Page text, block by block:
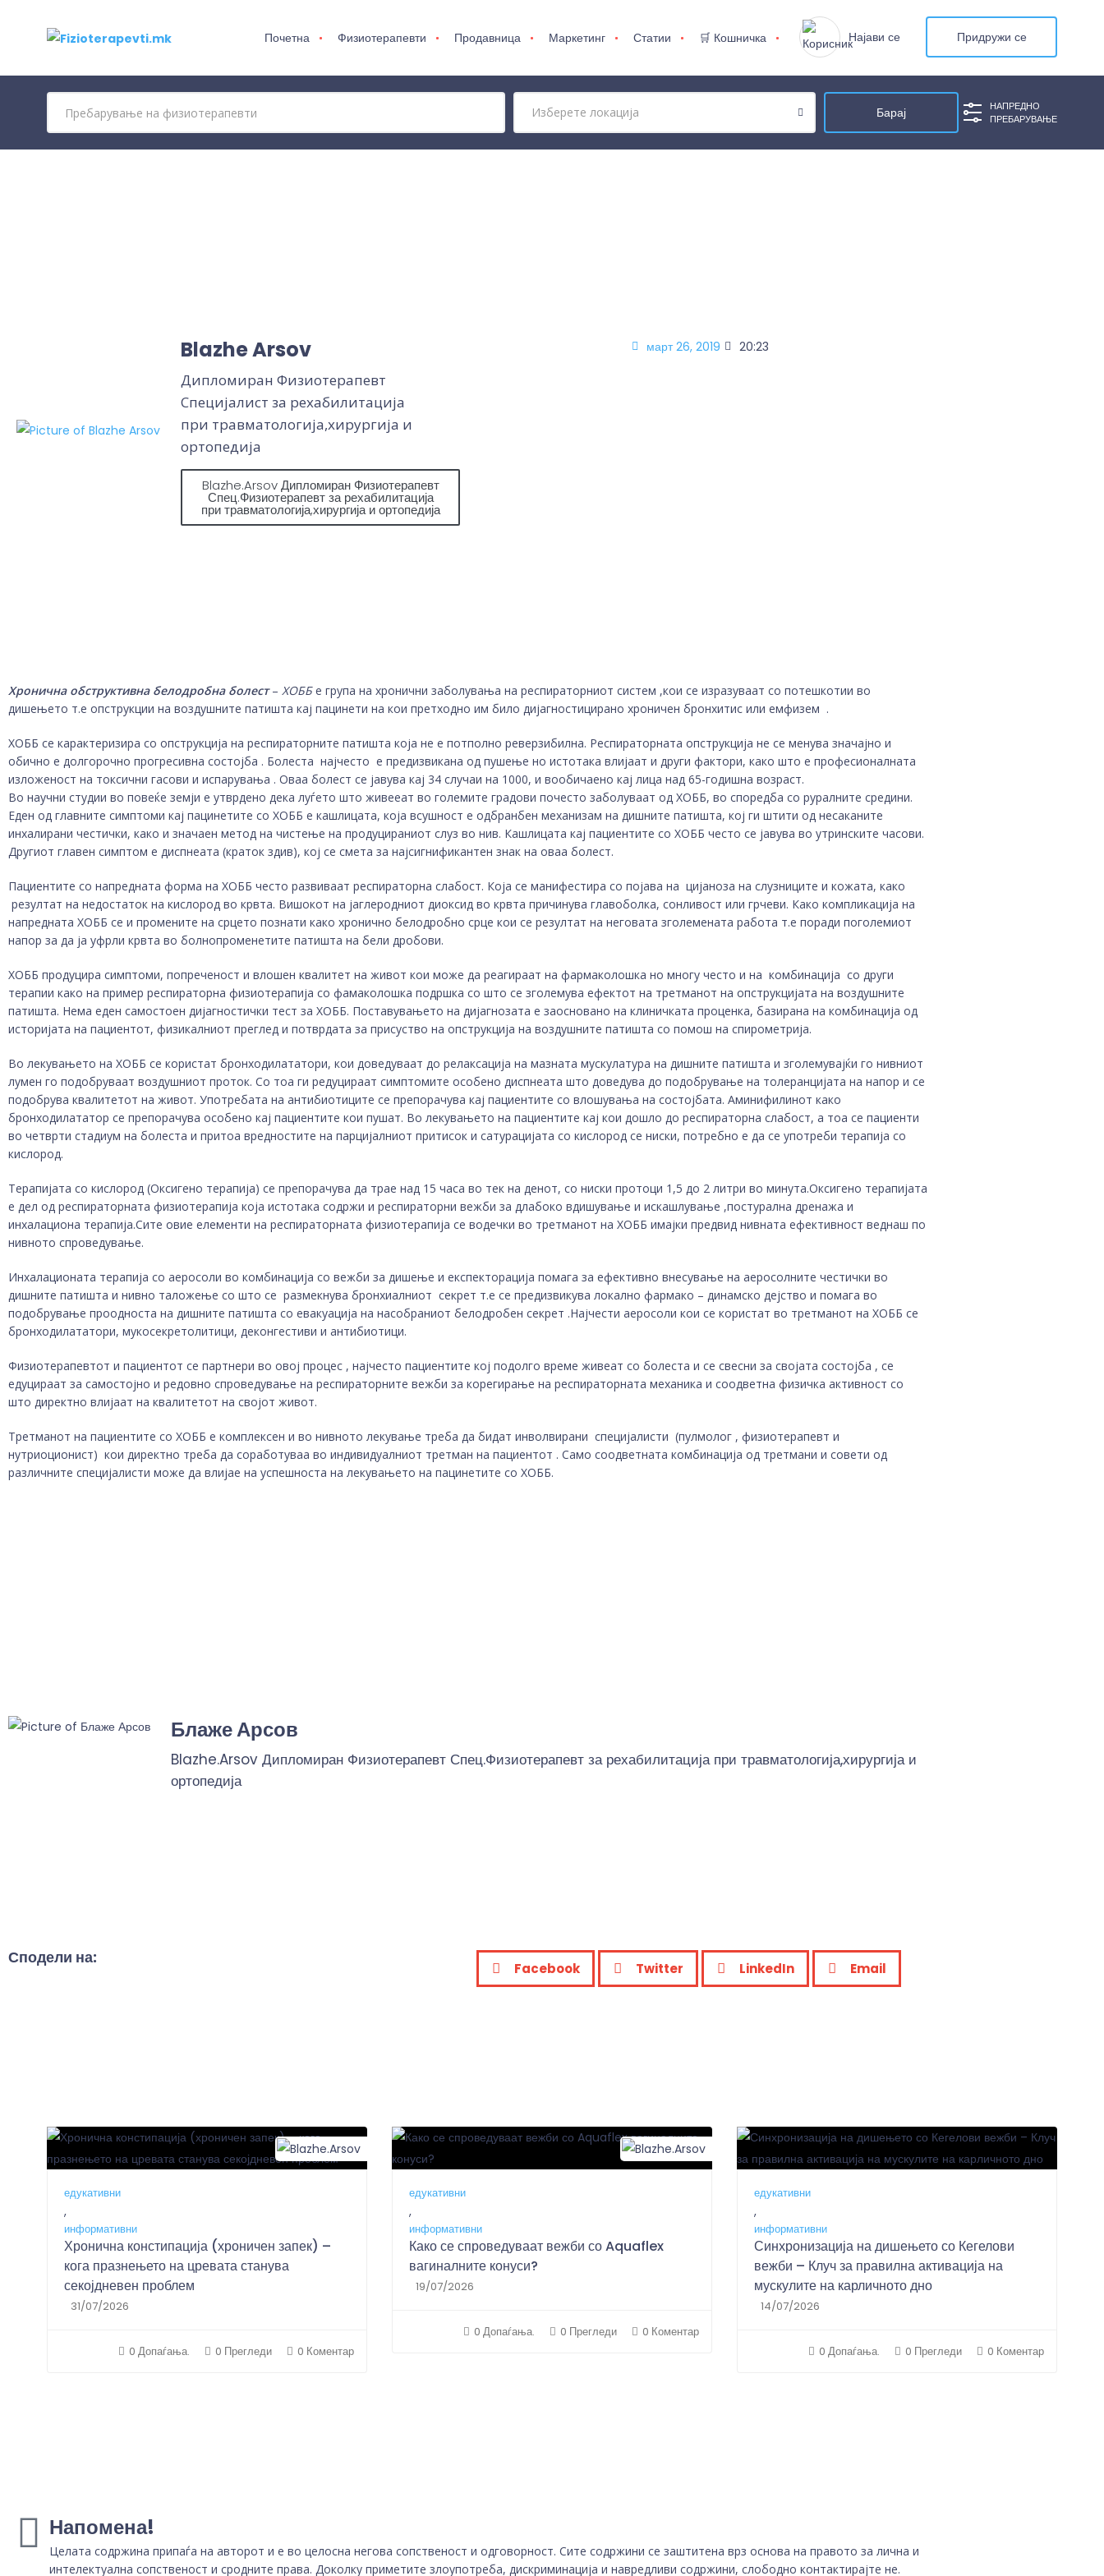
Почетна Физиотерапевти Продавница Маркетинг Статии 🛒 Кошничка Најави се Придружи се
НАПРЕДНО
ПРЕБАРУВАЊЕ
Blazhe Arsov
Дипломиран Физиотерапевт
Специјалист за рехабилитација
при травматологија,хирургија и
ортопедија
Blazhe.Arsov Дипломиран Физиотерапевт
Спец.Физиотерапевт за рехабилитација
при травматологија,хирургија и ортопедија
март 26, 2019 20:23
Хронична обструктивна белодробна болест– ХОББе група на хронични заболувања на респираторниот систем ,кои се изразуваат со потешкотии во
дишењето т.е опструкции на воздушните патишта кај пацинети на кои претходно им било дијагностицирано хроничен бронхитис или емфизем .
ХОББ се карактеризира со опструкција на респираторните патишта која не е потполно реверзибилна. Респираторната опструкција не се менува значајно и
обично е долгорочно прогресивна состојба . Болеста најчесто е предизвикана од пушење но истотака влијаат и други фактори, како што е професионалната
изложеност на токсични гасови и испарувања . Оваа болест се јавува кај 34 случаи на 1000, и вообичаено кај лица над 65-годишна возраст.
Во научни студии во повеќе земји е утврдено дека луѓето што живееат во големите градови почесто заболуваат од ХОББ, во споредба со руралните средини.
Еден од главните симптоми кај пацинетите со ХОББ е кашлицата, која всушност е одбранбен механизам на дишните патишта, кој ги штити од несаканите
инхалирани честички, како и значаен метод на чистење на продуцираниот слуз во нив. Кашлицата кај пациентите со ХОББ често се јавува во утринските часови.
Другиот главен симптом е диспнеата (краток здив), кој се смета за најсигнификантен знак на оваа болест.
Пациентите со напредната форма на ХОББ често развиваат респираторна слабост. Која се манифестира со појава на цијаноза на слузниците и кожата, како
резултат на недостаток на кислород во крвта. Вишокот на јаглеродниот диоксид во крвта причинува главоболка, сонливост или грчеви. Како компликација на
напредната ХОББ се и промените на срцето познати како хронично белодробно срце кои се резултат на неговата зголемената работа т.е поради поголемиот
напор за да ја уфрли крвта во болнопроменетите патишта на бели дробови.
ХОББ продуцира симптоми, попреченост и влошен квалитет на живот кои може да реагираат на фармаколошка но многу често и на комбинација со други
терапии како на пример респираторна физиотерапија со фамаколошка подршка со што се зголемува ефектот на третманот на опструкцијата на воздушните
патишта. Нема еден самостоен дијагностички тест за ХОББ. Поставувањето на дијагнозата е заосновано на клиничката проценка, базирана на комбинација од
историјата на пациентот, физикалниот преглед и потврдата за присуство на опструкција на воздушните патишта со помош на спирометрија.
Во лекувањето на ХОББ се користат бронходилататори, кои доведуваат до релаксација на мазната мускулатура на дишните патишта и зголемувајќи го нивниот
лумен го подобруваат воздушниот проток. Со тоа ги редуцираат симптомите особено диспнеата што доведува до подобрување на толеранцијата на напор и се
подобрува квалитетот на живот. Употребата на антибиотиците се препорачува кај пациентите со влошувања на состојбата. Аминифилинот како
бронходилататор се препорачува особено кај пациентите кои пушат. Во лекувањето на пациентите кај кои дошло до респираторна слабост, а тоа се пациенти
во четврти стадиум на болеста и притоа вредностите на парцијалниот притисок и сатурацијата со кислород се ниски, потребно е да се употреби терапија со
кислород.
Терапијата со кислород (Оксигено терапија) се препорачува да трае над 15 часа во тек на денот, со ниски протоци 1,5 до 2 литри во минута.Оксигено терапијата
е дел од респираторната физиотерапија која истотака содржи и респираторни вежби за длабоко вдишување и искашлување ,постурална дренажа и
инхалациона терапија.Сите овие елементи на респираторната физиотерапија се водечки во третманот на ХОББ имајки предвид нивната ефективност веднаш по
нивното спроведување.
Инхалационата терапија со аеросоли во комбинација со вежби за дишење и експекторација помага за ефективно внесување на аеросолните честички во
дишните патишта и нивно таложење со што се размекнува бронхиалниот секрет т.е се предизвикува локално фармако – динамско дејство и помага во
подобрување проодноста на дишните патишта со евакуација на насобраниот белодробен секрет .Најчести аеросоли кои се користат во третманот на ХОББ се
бронходилататори, мукосекретолитици, деконгестиви и антибиотици.
Физиотерапевтот и пациентот се партнери во овој процес , најчесто пациентите кој подолго време живеат со болеста и се свесни за својата состојба , се
едуцираат за самостојно и редовно спроведување на респираторните вежби за корегирање на респираторната механика и соодветна физичка активност со
што директно влијаат на квалитетот на својот живот.
Третманот на пациентите со ХОББ е комплексен и во нивното лекување треба да бидат инволвирани специјалисти (пулмолог , физиотерапевт и
нутриоционист) кои директно треба да соработуваа во индивидуалниот третман на пациентот . Само соодветната комбинација од третмани и совети од
различните специјалисти може да влијае на успешноста на лекувањето на пацинетите со ХОББ.
Блаже Арсов
Blazhe.Arsov Дипломиран Физиотерапевт Спец.Физиотерапевт за рехабилитација при травматологија,хирургија и
ортопедија
Сподели на:
Facebook Twitter LinkedIn Email
едукативни
,
информативни
Хронична констипација (хроничен запек) –
кога празнењето на цревата станува
секојдневен проблем
31/07/2026
0 Допаѓања. 0 Прегледи 0 Коментар
едукативни
,
информативни
Како се спроведуваат вежби со Aquaflex
вагиналните конуси?
19/07/2026
0 Допаѓања. 0 Прегледи 0 Коментар
едукативни
,
информативни
Синхронизација на дишењето со Кегелови
вежби – Клуч за правилна активација на
мускулите на карличното дно
14/07/2026
0 Допаѓања. 0 Прегледи 0 Коментар
Напомена!
Целата содржина припаѓа на авторот и е во целосна негова сопственост и одговорност. Сите содржини се заштитена врз основа на правото за лична и
интелектуална сопственост и сродните права. Доколку приметите злоупотреба, дискриминација и навредливи содржини, слободно контактирајте не.